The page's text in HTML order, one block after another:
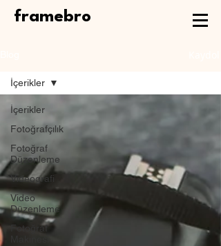
framebro
İçerikler
Fotoğrafçılık
Fotoğraf
Düzenleme
Videografi
Video
Düzenleme
Fotoğraf
İçerikler